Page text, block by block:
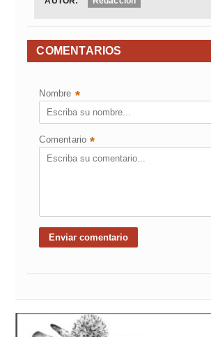
COMENTARIOS
Nombre *
Comentario *